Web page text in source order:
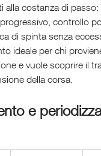
alla costanza di passo:
controllo
di spinta senza
ideale per chi
e vuole scoprire il
della corsa.
e